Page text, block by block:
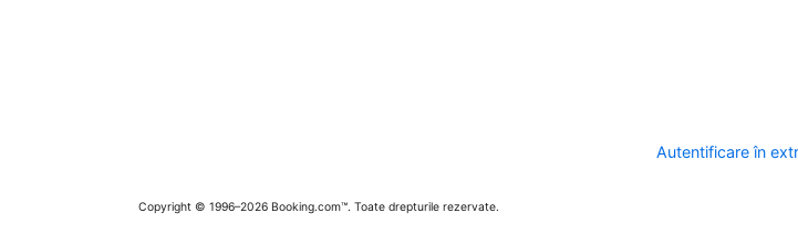
Autentificare în
Copyright © 1996–2026 Booking.com™. Toate drepturile rezervate.